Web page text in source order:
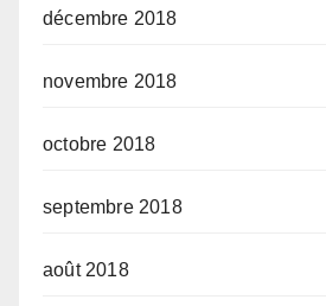
décembre 2018
novembre 2018
octobre 2018
septembre 2018
août 2018